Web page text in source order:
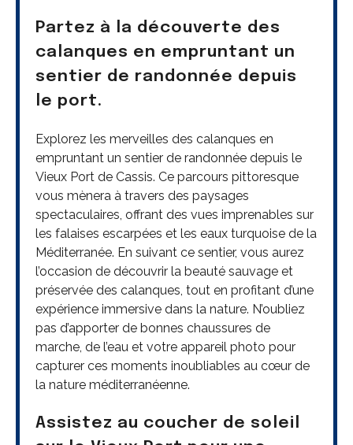
Partez à la découverte des
calanques en empruntant un
sentier de randonnée depuis
le port.
Explorez les merveilles des calanques en
empruntant un sentier de randonnée depuis le
Vieux Port de Cassis. Ce parcours pittoresque
vous mènera à travers des paysages
spectaculaires, offrant des vues imprenables sur
les falaises escarpées et les eaux turquoise de la
Méditerranée. En suivant ce sentier, vous aurez
l’occasion de découvrir la beauté sauvage et
préservée des calanques, tout en profitant d’une
expérience immersive dans la nature. N’oubliez
pas d’apporter de bonnes chaussures de
marche, de l’eau et votre appareil photo pour
capturer ces moments inoubliables au cœur de
la nature méditerranéenne.
Assistez au coucher de soleil